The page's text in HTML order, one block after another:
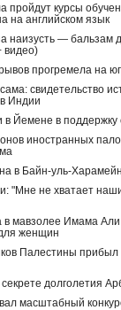
пройдут курсы
на английском язык
наизусть — бальзам
видео)
прогремела на
свидетельство
Индии
в Йемене в поддержку
иностранных
в Байн-уль-
"Мне не хватает
в мавзолее Имама
женщин
Палестины
долголетия
масштабный